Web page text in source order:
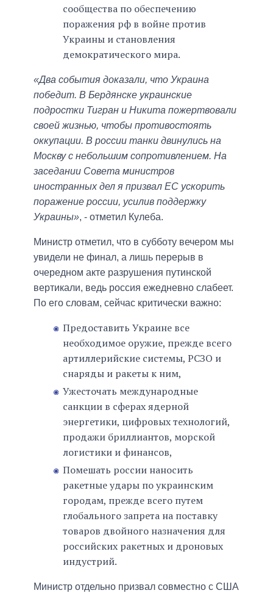
сообщества по обеспечению
поражения рф в войне против
Украины и становления
демократического мира.
«Два события доказали, что Украина
победит. В Бердянске украинские
подростки Тигран и Никита пожертвовали
своей жизнью, чтобы противостоять
оккупации. В россии танки двинулись на
Москву с небольшим сопротивлением. На
заседании Совета министров
иностранных дел я призвал ЕС ускорить
поражение россии, усилив поддержку
Украины», - отметил Кулеба.
Министр отметил, что в субботу вечером мы
увидели не финал, а лишь перерыв в
очередном акте разрушения путинской
вертикали, ведь россия ежедневно слабеет.
По его словам, сейчас критически важно:
Предоставить Украине все
необходимое оружие, прежде всего
артиллерийские системы, РСЗО и
снаряды и ракеты к ним,
Ужесточать международные
санкции в сферах ядерной
энергетики, цифровых технологий,
продажи бриллиантов, морской
логистики и финансов,
Помешать россии наносить
ракетные удары по украинским
городам, прежде всего путем
глобального запрета на поставку
товаров двойного назначения для
российских ракетных и дроновых
индустрий.
Министр отдельно призвал совместно с США